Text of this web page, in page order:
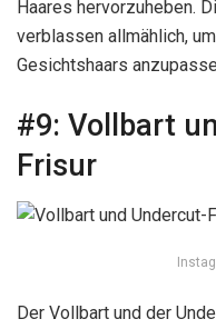
Haares hervorzuheben.
verblassen allmählich,
Gesichtshaars
#9: Vollbart
Frisur
Der Vollbart und der